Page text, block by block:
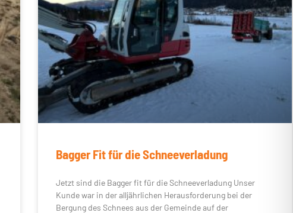
Bagger Fit für die Schneeverladung
Jetzt sind die Bagger fit für die Schneeverladung Unser
Kunde war in der alljährlichen Herausforderung bei der
Bergung des Schnees aus der Gemeinde auf der